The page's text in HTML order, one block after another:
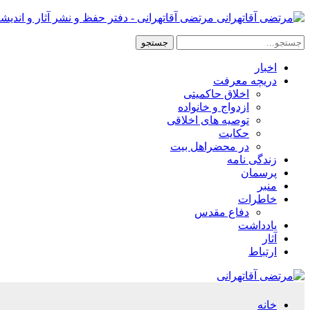
مرتضی آقاتهرانی - دفتر حفظ و نشر آثار و
اخبار
دریچه معرفت
اخلاق حاکمیتی
ازدواج و خانواده
توصیه های اخلاقی
حکایت
در محضراهل بیت
زندگی نامه
پرسمان
منبر
خاطرات
دفاع مقدس
یادداشت
آثار
ارتباط
خانه